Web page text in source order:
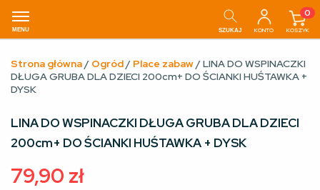
MENU SZUKAJ KONTO
0
KOSZYK
Strona główna/ Ogród/ Place zabaw/ LINA DO WSPINACZKI
DŁUGA GRUBA DLA DZIECI 200cm+ DO ŚCIANKI HUŚTAWKA +
DYSK
LINA DO WSPINACZKI DŁUGA GRUBA DLA DZIECI
200cm+ DO ŚCIANKI HUŚTAWKA + DYSK
79,90 zł